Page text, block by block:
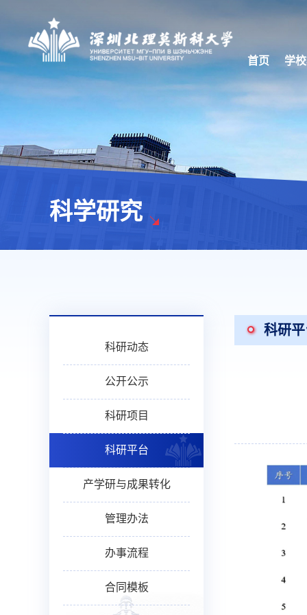
首页 学
科学研究
科研动态
公开公示
科研项目
科研平台
产学研与成果转化
管理办法
办事流程
合同模板
科研